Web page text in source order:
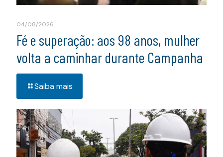
04/08/2026
Fé e superação: aos 98 anos, mulher
volta a caminhar durante Campanha
Saiba mais